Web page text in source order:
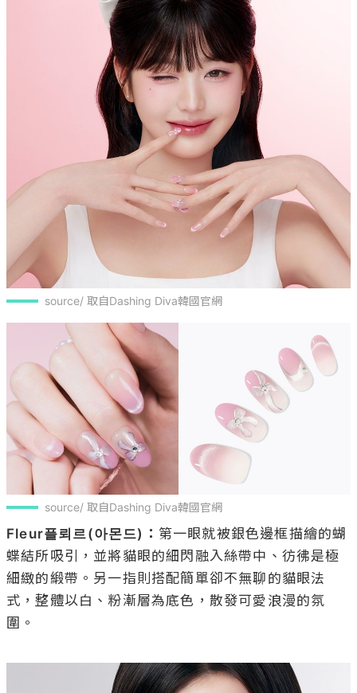
source/ 取自Dashing Diva韓國官網
source/ 取自Dashing Diva韓國官網
Fleur플뢰르(아몬드)： 第一眼就被銀色邊框描繪的蝴
蝶結所吸引，並將貓眼的細閃融入絲帶中、彷彿是極
細緻的緞帶。另一指則搭配簡單卻不無聊的貓眼法
式，整體以白、粉漸層為底色，散發可愛浪漫的氛
圍。